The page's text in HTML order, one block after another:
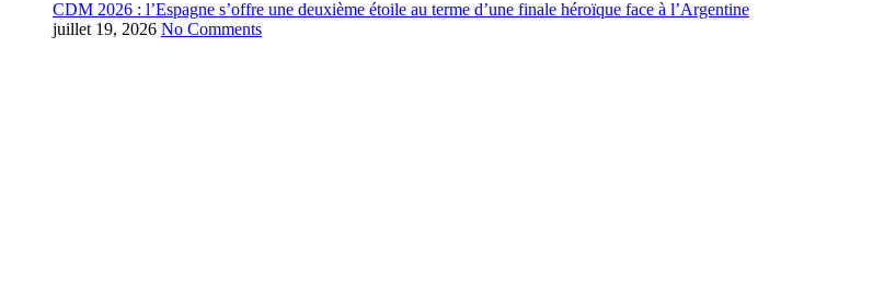
CDM 2026 : l’Espagne s’offre une deuxième étoile au terme d’une finale héroïque face à l’Argentine
juillet 19, 2026 No Comments